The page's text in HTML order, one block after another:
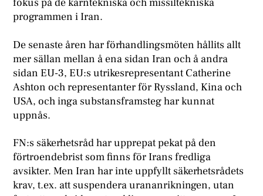
fokus på de kärntekniska och missiltekniska
programmen i Iran.
De senaste åren har förhandlingsmöten hållits allt
mer sällan mellan å ena sidan Iran och å andra
sidan EU-3, EU:s utrikesrepresentant Catherine
Ashton och representanter för Ryssland, Kina och
USA, och inga substansframsteg har kunnat
uppnås.
FN:s säkerhetsråd har upprepat pekat på den
förtroendebrist som finns för Irans fredliga
avsikter. Men Iran har inte uppfyllt säkerhetsrådets
krav, t.ex. att suspendera urananrikningen, utan